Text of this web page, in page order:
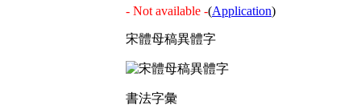
- Not available -(Application)
宋體母稿異體字
書法字彙